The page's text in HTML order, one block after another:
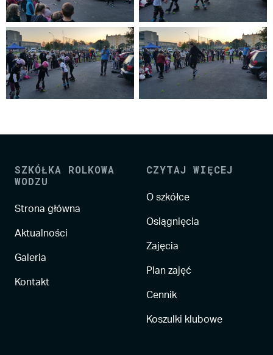
SZKÓŁKA ROLKOWA
WODZU
Strona główna
Aktualności
Galeria
Kontakt
CZYTAJ WIĘCEJ
O szkółce
Osiągnięcia
Zajęcia
Plan zajęć
Cennik
Koszulki klubowe